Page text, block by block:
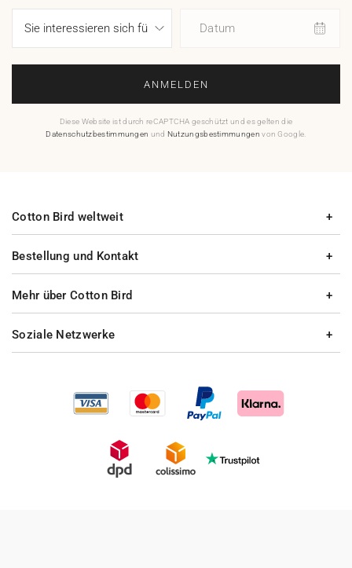
Datum
ANMELDEN
Diese Website ist durch reCAPTCHA geschützt und es gelten die
Datenschutzbestimmungen und Nutzungsbestimmungen von Google.
Bestellung und Kontakt
Mehr über Cotton Bird
Cotton Bird weltweit
Soziale Netzwerke